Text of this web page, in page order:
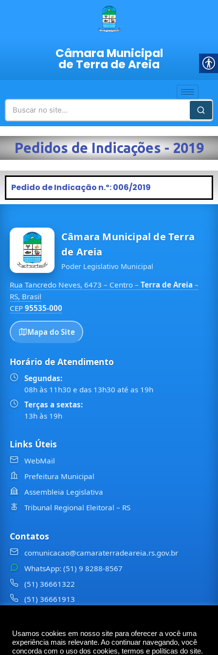
Câmara Municipal
de Terra de Areia
Pedidos de Indicações - 2019
Pedido de Indicação n.º: 006/2019
Câmara Municipal de Terra
de Areia
Poder Legislativo Municipal
Rua Tancredo Neves, 6473 – Centro – Terra de Areia –
RS, Brasil
CEP 95535-000
Mapa do Site
Horário de Atendimento
Segundas:
08h às 11h30 e das 13h30 até as 19h
Terças a sextas:
13h às 19h
Links Úteis
WebMail
Prefeitura Municipal
Assembleia Legislativa
Tribunal Regional Eleitoral – RS
Contatos
comunicacao@camaraterradeareia.rs.gov.br
WhatsApp: (51) 9 8288-8567
(51) 36661322
(51) 36661913
©2026Câmara Municipal deTerra de Areia— Todos os
direitos reservados
Usamos cookies em nosso site para oferecer a você uma
experiência mais relevante. Ao continuar navegando, você
concorda com o uso dos cookies, termos e políticas do site.